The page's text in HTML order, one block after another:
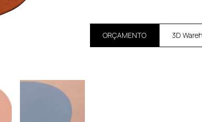
ORÇAMENTO 3D